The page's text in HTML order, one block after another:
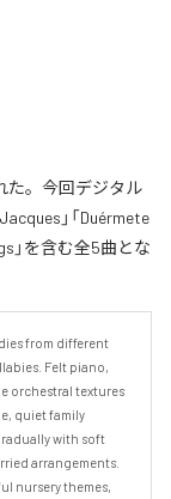
た。今回デジタル
」「Duérmete
」を含む全5曲とな
from different
Felt piano,
orchestral textures
quiet family
with soft
arrangements.
nursery themes,